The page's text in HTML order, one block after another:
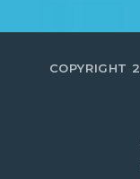
COPYRIGHT